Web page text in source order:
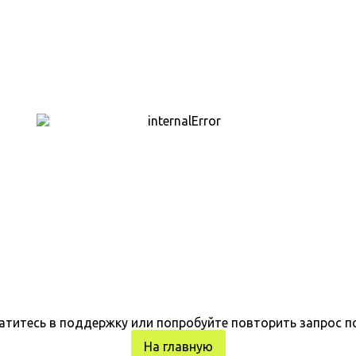
в поддержку или попробуйте повторить запрос
На главную